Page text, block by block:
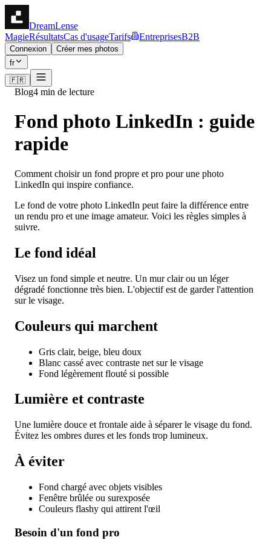
DreamLense
MagieRésultatsCas d'usageTarifs EntreprisesB2B
Connexion
Créer mes photos
fr
🇫🇷
Blog4 min de lecture
Fond photo LinkedIn : guide
rapide
Comment choisir un fond propre et pro pour une photo
LinkedIn qui inspire confiance.
Le fond de votre photo LinkedIn peut faire la différence entre
un rendu pro et une image amateur. Voici les règles simples à
suivre.
Le fond idéal
Visez un fond simple et neutre. Un mur clair ou un léger
dégradé fonctionne très bien. L'objectif est de garder l'attention
sur le visage.
Couleurs qui marchent
Gris clair, beige, bleu doux
Blanc cassé avec contraste net sur le visage
Fond légèrement flouté si possible
Lumière et contraste
Une lumière douce et frontale aide à séparer le visage du fond.
Évitez les ombres dures et les fonds trop lumineux.
À éviter
Fond chargé avec objets visibles
Fenêtre brûlée ou surexposée
Couleurs flashy qui attirent l'œil
Besoin d'un fond pro